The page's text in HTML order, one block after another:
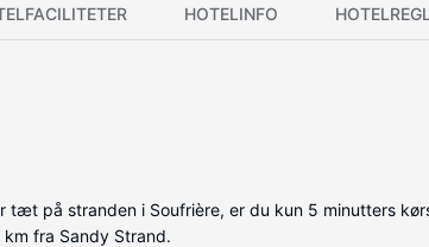
HOTELINFO
på stranden i Soufrière, er du kun 5 minutters
fra Sandy Strand.